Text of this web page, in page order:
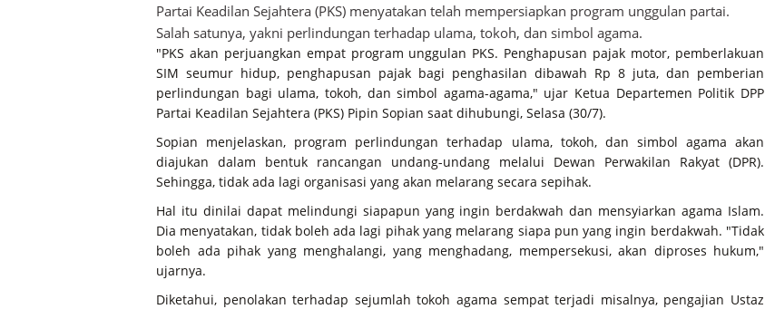
Partai Keadilan Sejahtera (PKS) menyatakan telah mempersiapkan program unggulan partai.
Salah satunya, yakni perlindungan terhadap ulama, tokoh, dan simbol agama.
"PKS akan perjuangkan empat program unggulan PKS. Penghapusan pajak motor, pemberlakuan
SIM seumur hidup, penghapusan pajak bagi penghasilan dibawah Rp 8 juta, dan pemberian
perlindungan bagi ulama, tokoh, dan simbol agama-agama," ujar Ketua Departemen Politik DPP
Partai Keadilan Sejahtera (PKS) Pipin Sopian saat dihubungi, Selasa (30/7).
Sopian menjelaskan, program perlindungan terhadap ulama, tokoh, dan simbol agama akan
diajukan dalam bentuk rancangan undang-undang melalui Dewan Perwakilan Rakyat (DPR).
Sehingga, tidak ada lagi organisasi yang akan melarang secara sepihak.
Hal itu dinilai dapat melindungi siapapun yang ingin berdakwah dan mensyiarkan agama Islam.
Dia menyatakan, tidak boleh ada lagi pihak yang melarang siapa pun yang ingin berdakwah. "Tidak
boleh ada pihak yang menghalangi, yang menghadang, mempersekusi, akan diproses hukum,"
ujarnya.
Diketahui, penolakan terhadap sejumlah tokoh agama sempat terjadi misalnya, pengajian Ustaz